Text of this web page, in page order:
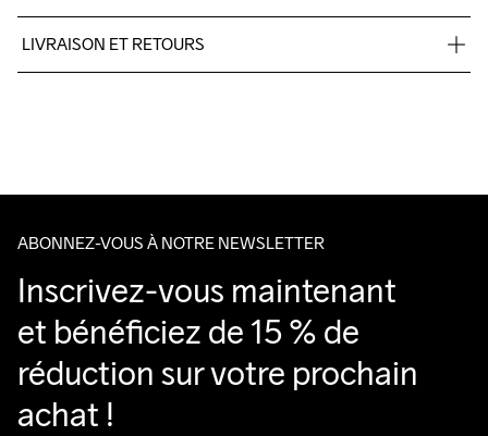
LIVRAISON ET RETOURS
ABONNEZ-VOUS À NOTRE NEWSLETTER
Inscrivez-vous maintenant
et bénéficiez de 15 % de
réduction sur votre prochain
achat !